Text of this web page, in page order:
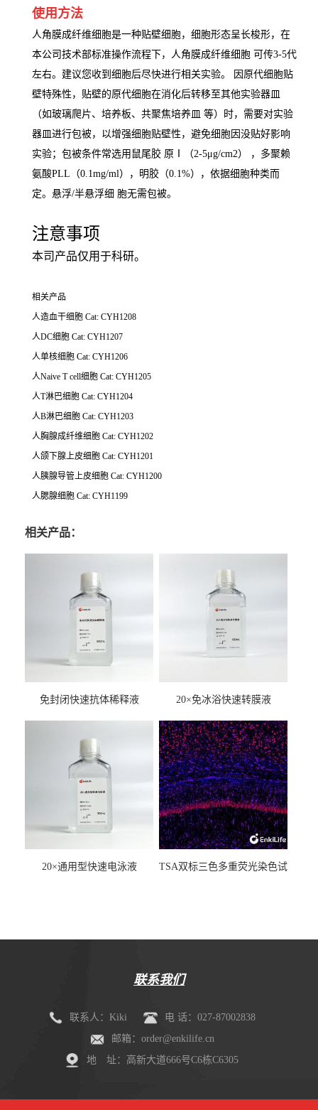
使用方法
人角膜成纤维细胞是一种贴壁细胞，细胞形态呈长梭形，在
本公司技术部标准操作流程下，人角膜成纤维细胞 可传3-5代
左右。建议您收到细胞后尽快进行相关实验。 因原代细胞贴
壁特殊性，贴壁的原代细胞在消化后转移至其他实验器皿
（如玻璃爬片、培养板、共聚焦培养皿 等）时，需要对实验
器皿进行包被，以增强细胞贴壁性，避免细胞因没贴好影响
实验；包被条件常选用鼠尾胶 原Ⅰ（2-5μg/cm2） ，多聚赖
氨酸PLL（0.1mg/ml），明胶（0.1%），依据细胞种类而
定。悬浮/半悬浮细 胞无需包被。
注意事项
本司产品仅用于科研。
相关产品
人造血干细胞 Cat: CYH1208
人DC细胞 Cat: CYH1207
人单核细胞 Cat: CYH1206
人Naive T cell细胞 Cat: CYH1205
人T淋巴细胞 Cat: CYH1204
人B淋巴细胞 Cat: CYH1203
人胸腺成纤维细胞 Cat: CYH1202
人颌下腺上皮细胞 Cat: CYH1201
人胰腺导管上皮细胞 Cat: CYH1200
人腮腺细胞 Cat: CYH1199
相关产品：
免封闭快速抗体稀释液 20×免冰浴快速转膜液
20×通用型快速电泳液
TSA双标三色多重荧光染色试
联系我们
联系人：Kiki
电 话：027-87002838
邮箱：order@enkilife.cn
地 址：高新大道666号C6栋C6305